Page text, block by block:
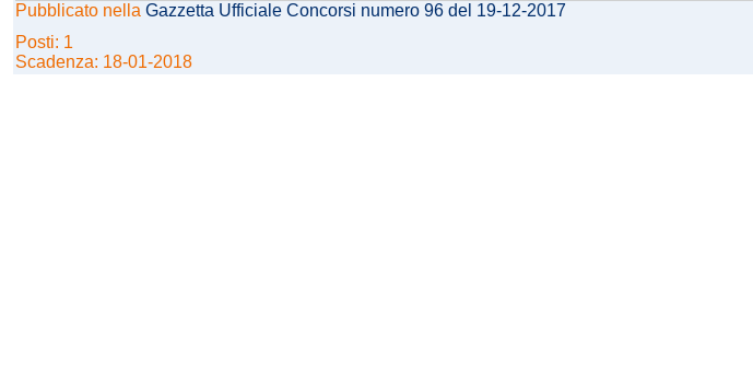
Pubblicato nella Gazzetta Ufficiale Concorsi numero 96 del 19-12-2017
Posti: 1
Scadenza: 18-01-2018